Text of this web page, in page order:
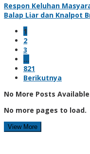
Respon Keluhan
Balap Liar dan Knalpot
1
2
3
…
821
Berikutnya
No More Posts
No more pages to load.
View More